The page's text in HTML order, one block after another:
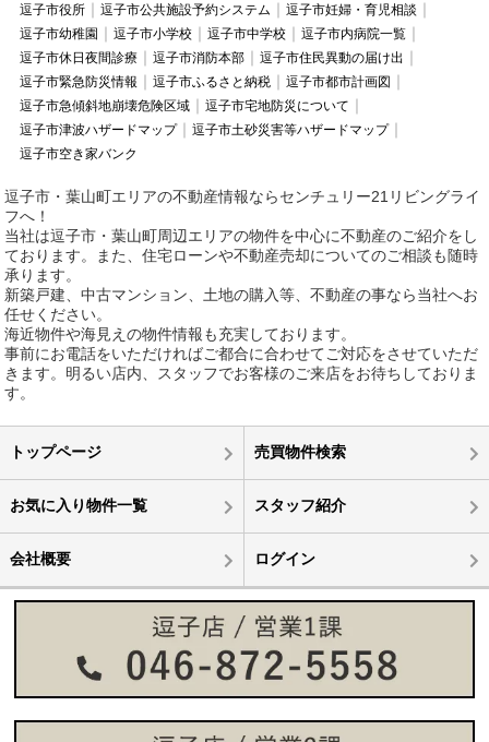
逗子市役所 逗子市公共施設予約システム
逗子市妊婦・育児相談
逗子市幼稚園
逗子市小学校 逗子市中学校
逗子市内病院一覧
逗子市休日夜間診療
逗子市消防本部
逗子市住民異動の届け出
逗子市緊急防災情報
逗子市ふるさと納税
逗子市都市計画図
逗子市急傾斜地崩壊危険区域
逗子市宅地防災について
逗子市津波ハザードマップ
逗子市土砂災害等ハザードマップ
逗子市空き家バンク
逗子市・葉山町エリアの不動産情報ならセンチュリー21リビングライ
フへ！
当社は逗子市・葉山町周辺エリアの物件を中心に不動産のご紹介をし
ております。また、住宅ローンや不動産売却についてのご相談も随時
承ります。
新築戸建、中古マンション、土地の購入等、不動産の事なら当社へお
任せください。
海近物件や海見えの物件情報も充実しております。
事前にお電話をいただければご都合に合わせてご対応をさせていただ
きます。明るい店内、スタッフでお客様のご来店をお待ちしておりま
す。
トップページ 売買物件検索
お気に入り物件一覧 スタッフ紹介
会社概要 ログイン